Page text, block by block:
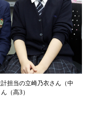
担当の立崎乃衣さん（中
（高3）